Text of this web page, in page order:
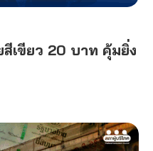
เขียว 20 บาท คุ้มยิ่ง